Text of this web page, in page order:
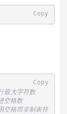
Copy
大字符数
格数
格而非制表符
Copy